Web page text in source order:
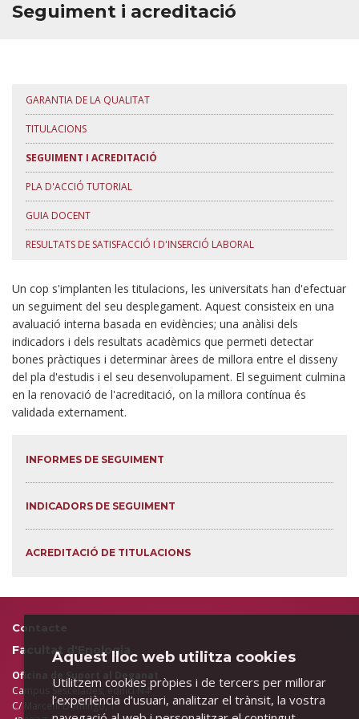
Seguiment i acreditació
GARANTIA DE LA QUALITAT
TITULACIONS
SEGUIMENT I ACREDITACIÓ
PLA D'ACCIÓ TUTORIAL
GUIA DOCENT
RESULTATS DE SATISFACCIÓ I D'INSERCIÓ LABORAL
Un cop s'implanten les titulacions, les universitats han d'efectuar
un seguiment del seu desplegament. Aquest consisteix en una
avaluació interna basada en evidències; una anàlisi dels
indicadors i dels resultats acadèmics que permeti detectar
bones pràctiques i determinar àrees de millora entre el disseny
del pla d'estudis i el seu desenvolupament. El seguiment culmina
en la renovació de l'acreditació, on la millora contínua és
validada externament.
INFORMES DE SEGUIMENT
INDICADORS DE SEGUIMENT
ACREDITACIÓ DE TITULACIONS
Contacte
Facultat d'Enologia
Oficina de Suport al Deganat
Campus Sescelades, edifici N4
C/ Marcel·lí Domingo, 1
Aquest lloc web utilitza cookies
Utilitzem cookies pròpies i de tercers per millorar
l’experiència d’usuari, analitzar el trànsit, la vostra